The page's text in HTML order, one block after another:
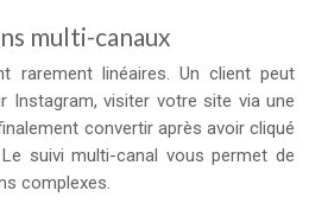
multi-canaux
rarement linéaires. Un client peut
Instagram, visiter votre site via une
convertir après avoir cliqué
suivi multi-canal vous permet de
complexes.